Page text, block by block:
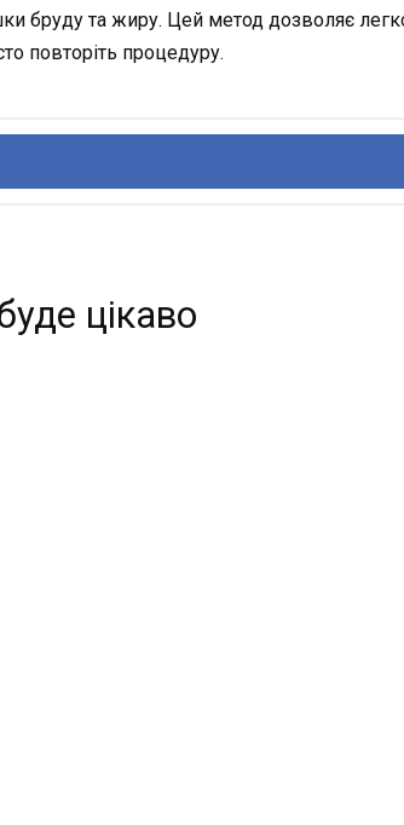
та жиру. Цей метод дозволяє легко
повторіть процедуру.
цікаво